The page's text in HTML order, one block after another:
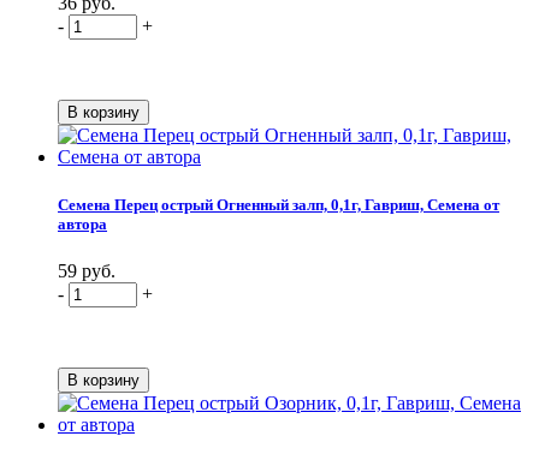
-
+
Семена Перец острый Огненный залп, 0,1г, Гавриш, Семена от
автора
59 руб.
-
+